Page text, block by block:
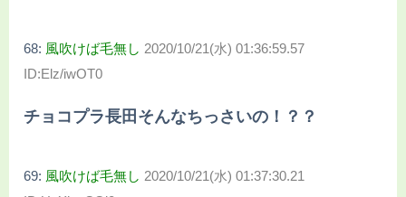
68: 風吹けば毛無し 2020/10/21(水) 01:36:59.57
ID:Elz/iwOT0
チョコプラ長田そんなちっさいの！？？
69: 風吹けば毛無し 2020/10/21(水) 01:37:30.21